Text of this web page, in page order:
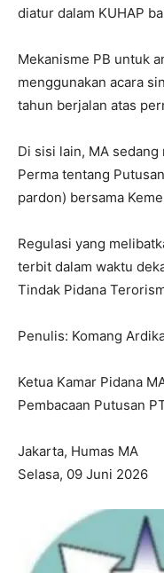
diatur dalam KUHAP
Mekanisme PB untuk
menggunakan acara
tahun berjalan atas
Di sisi lain, MA
Perma tentang
pardon) bersama
Regulasi yang
terbit dalam waktu
Tindak Pidana
Penulis: Komang
Ketua Kamar Pidana
Pembacaan Putusan
Jakarta, Humas MA
Selasa, 09 Juni 2026